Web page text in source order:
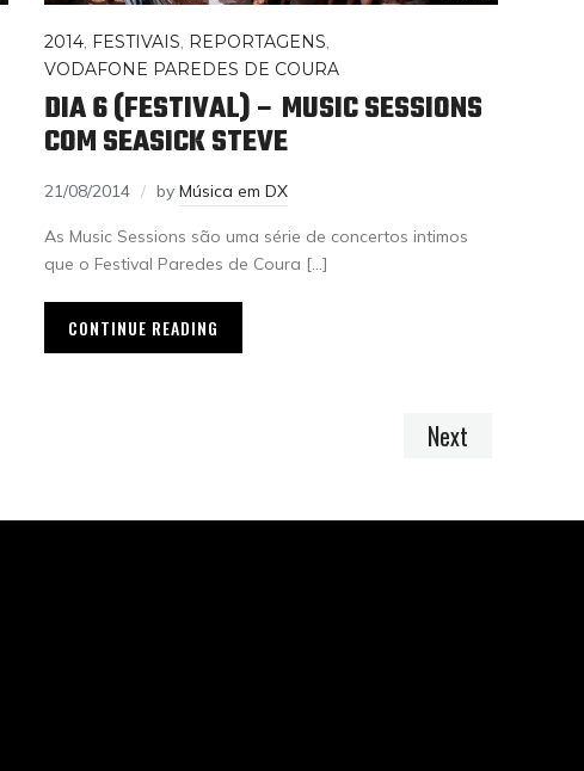
2014, FESTIVAIS REPORTAGENS
VODAFONE PAREDES DE COURA
DIA 6 (FESTIVAL) – MUSIC SESSIONS
COM SEASICK STEVE
21/08/2014 by Música em DX
As Music Sessions são uma série de concertos intimos
que o Festival Paredes de Coura […]
CONTINUE READING
Next